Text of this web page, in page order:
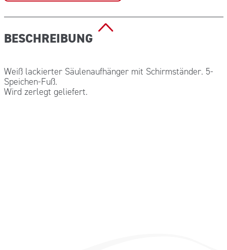
BESCHREIBUNG
Weiß lackierter Säulenaufhänger mit Schirmständer. 5-
Speichen-Fuß.
Wird zerlegt geliefert.